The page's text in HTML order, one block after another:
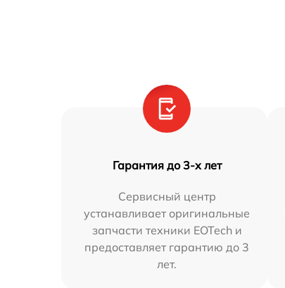
Гарантия до 3-х лет
Сервисный центр
устанавливает оригинальные
запчасти техники EOTech и
предоставляет гарантию до 3
лет.